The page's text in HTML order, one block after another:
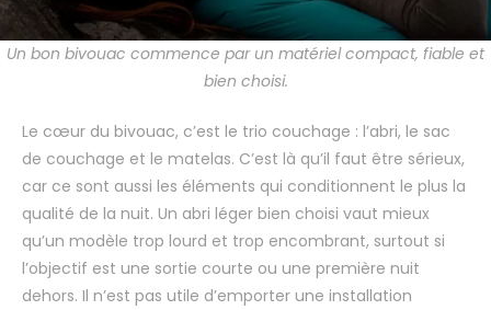
Un bon bivouac commence par un matériel compact, fiable et
bien choisi.
Le cœur du bivouac, c’est le trio couchage : l’abri, le sac
de couchage et le matelas. C’est là qu’il faut être sérieux,
car ce sont aussi les éléments qui conditionnent le plus la
qualité de la nuit. Un abri léger bien choisi vaut mieux
qu’un modèle trop lourd et trop encombrant, surtout si
l’objectif est une sortie courte ou une première nuit
dehors. Il n’est pas utile d’emporter une installation